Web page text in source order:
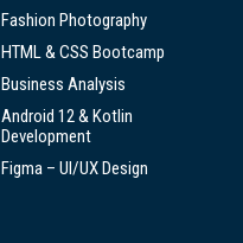
Fashion Photography
HTML & CSS Bootcamp
Business Analysis
Android 12 & Kotlin
Development
Figma – UI/UX Design